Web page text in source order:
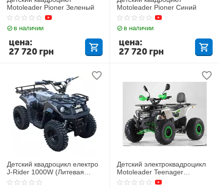
Motoleader Pioner Зеленый
в наличии
27 720 грн
цена:
Motoleader Pioner Синий
в наличии
27 720 грн
цена:
Детский квадроцикл електро
J-Rider 1000W (Литевая
батарея) Карбон
Детский электроквадроцикл
Motoleader Teenager
ML1500W Зеленый